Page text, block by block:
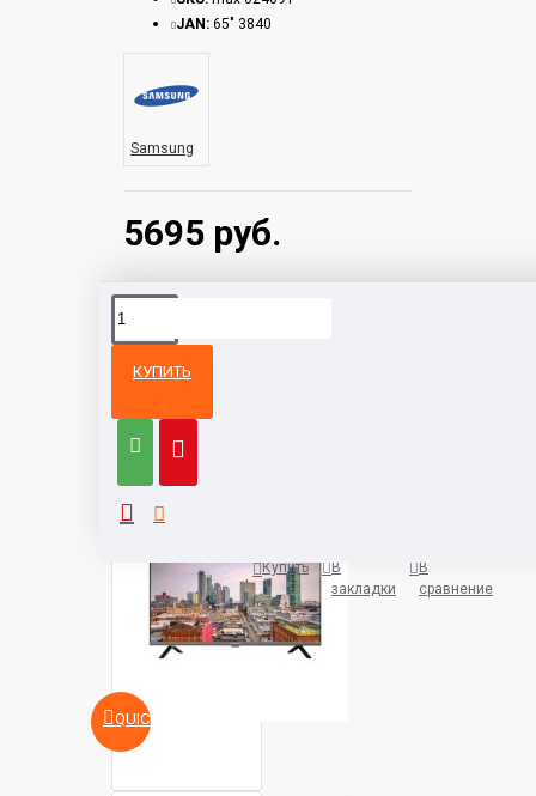
5695 руб.
JAN: 65" 3840
Samsung
КУПИТЬ
категории
QUICKVIEW
Купить
В
закладки
В
сравнение